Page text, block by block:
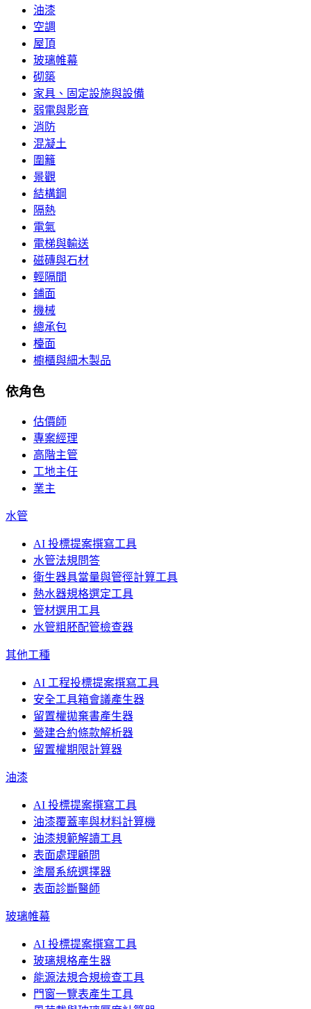
油漆
空調
屋頂
玻璃帷幕
砌築
家具、固定設施與設備
弱電與影音
消防
混凝土
圍籬
景觀
結構鋼
隔熱
電氣
電梯與輸送
磁磚與石材
輕隔間
鋪面
機械
總承包
檯面
櫥櫃與細木製品
依角色
估價師
專案經理
高階主管
工地主任
業主
水管
AI 投標提案撰寫工具
水管法規問答
衛生器具當量與管徑計算工具
熱水器規格選定工具
管材選用工具
水管粗胚配管檢查器
其他工種
AI 工程投標提案撰寫工具
安全工具箱會議產生器
留置權拋棄書產生器
營建合約條款解析器
留置權期限計算器
油漆
AI 投標提案撰寫工具
油漆覆蓋率與材料計算機
油漆規範解讀工具
表面處理顧問
塗層系統選擇器
表面診斷醫師
玻璃帷幕
AI 投標提案撰寫工具
玻璃規格產生器
能源法規合規檢查工具
門窗一覽表產生工具